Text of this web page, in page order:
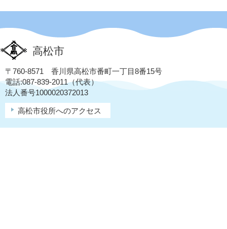
高松市
〒760-8571 香川県高松市番町一丁目8番15号
電話:087-839-2011（代表）
法人番号1000020372013
高松市役所へのアクセス